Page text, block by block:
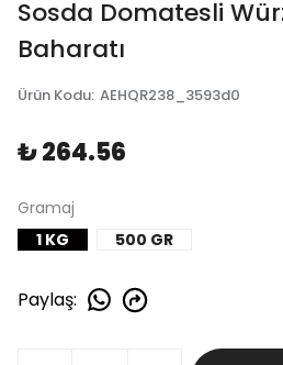
Sosda Domatesli
Baharatı
Ürün Kodu: AEHQR238_3593d0
₺ 264.56
Gramaj
1 KG
500 GR
Paylaş: